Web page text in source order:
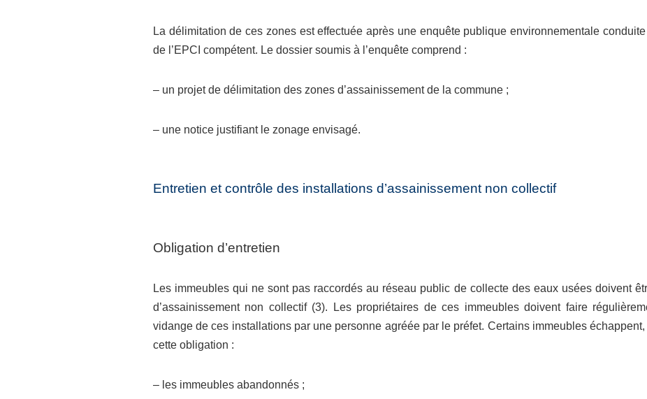
La délimitation de ces zones est effectuée après une enquête publique environnementale
de l’EPCI compétent. Le dossier soumis à l’enquête comprend :
– un projet de délimitation des zones d’assainissement de la commune ;
– une notice justifiant le zonage envisagé.
Entretien et contrôle des installations d’assainissement non collectif
Obligation d’entretien
Les immeubles qui ne sont pas raccordés au réseau public de collecte des eaux usées doivent
d’assainissement non collectif (3). Les propriétaires de ces immeubles doivent faire
vidange de ces installations par une personne agréée par le préfet. Certains immeubles
cette obligation :
– les immeubles abandonnés ;